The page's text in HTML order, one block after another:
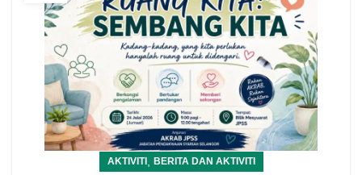
AKTIVITI, BERITA DAN AKTIVITI